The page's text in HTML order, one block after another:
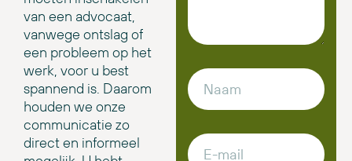
van een advocaat,
vanwege ontslag of
een probleem op het
werk, voor u best
spannend is. Daarom
houden we onze
communicatie zo
direct en informeel